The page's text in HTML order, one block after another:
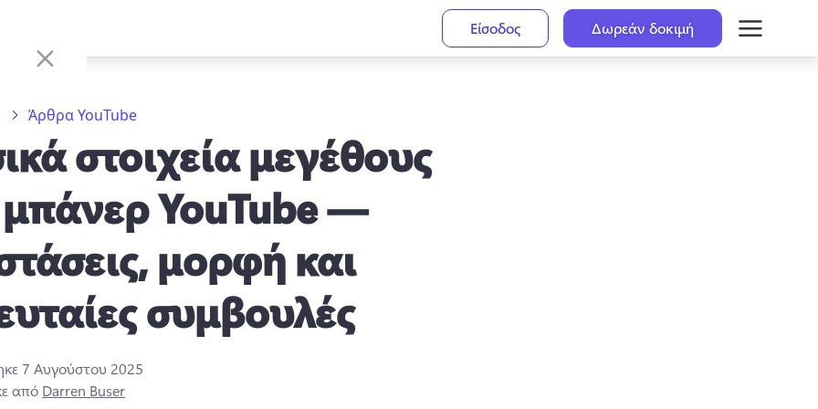
Είσοδος Δωρεάν δοκιμή
Άρθρα YouTube
στοιχεία μεγέθους
μπάνερ YouTube —
μορφή και
συμβουλές
7 Αυγούστου 2025
από Darren Buser